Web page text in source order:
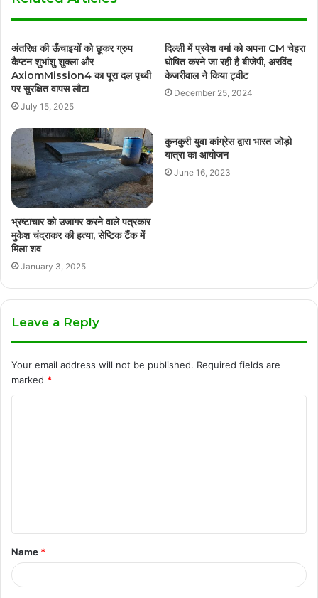
अंतरिक्ष की ऊँचाइयों को छूकर ग्रुप
कैप्टन शुभांशु शुक्ला और
AxiomMission4 का पूरा दल पृथ्वी
पर सुरक्षित वापस लौटा
July 15, 2025
दिल्ली में प्रवेश वर्मा को अपना CM चेहरा
घोषित करने जा रही है बीजेपी, अरविंद
केजरीवाल ने किया ट्वीट
December 25, 2024
भ्रष्टाचार को उजागर करने वाले पत्रकार
मुकेश चंद्राकर की हत्या, सेप्टिक टैंक में
मिला शव
January 3, 2025
कुनकुरी युवा कांग्रेस द्वारा भारत जोड़ो
यात्रा का आयोजन
June 16, 2023
Leave a Reply
Your email address will not be published. Required fields are
marked *
t
*
Name *